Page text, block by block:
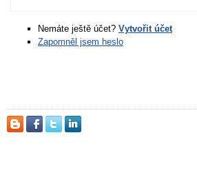
Nemáte ještě účet? Vytvořit účet
Zapomněl jsem heslo